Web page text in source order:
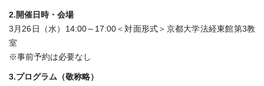
2.開催日時・会場
3月26日（水）14:00～17:00＜対面形式＞京都大学法経東館第3教
室
※事前予約は必要なし
3.プログラム（敬称略）